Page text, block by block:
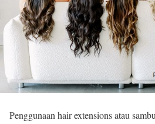
Penggunaan hair extensions atau